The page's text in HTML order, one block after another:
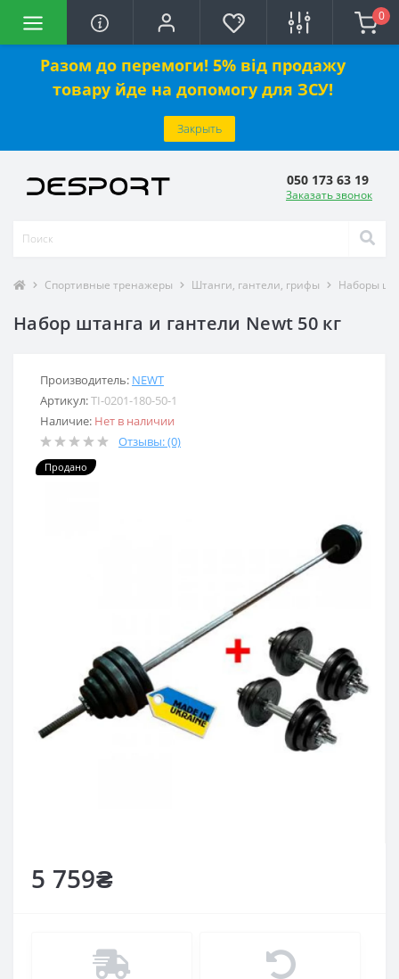
Разом до перемоги! 5% від продажу
товару йде на допомогу для ЗСУ!
Закрыть
0
050 173 63 19
Заказать звонок
Спортивные тренажеры Штанги, гантели, грифы Наборы
Набор штанга и гантели Newt 50 кг
Производитель: NEWT
Артикул:TI-0201-180-50-1
Наличие: Нет в наличии
Отзывы: (0)
Продано
5 759₴